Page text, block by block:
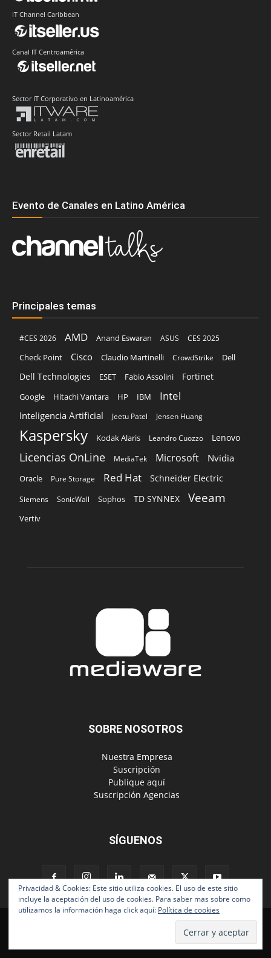
IT Channel Caribbean
Canal IT Centroamérica
Sector IT Corporativo en Latinoamérica
Sector Retail Latam
Evento de Canales en Latino América
Principales temas
#CES 2026 AMD Anand Eswaran ASUS
CES 2025
Check Point
Cisco Claudio Martinelli CrowdStrike Dell
Dell Technologies ESET Fabio Assolini Fortinet
Google Hitachi Vantara HP IBM Intel
Inteligencia Artificial Jeetu Patel Jensen Huang
Kaspersky Kodak Alaris Leandro Cuozzo Lenovo
Licencias OnLine MediaTek Microsoft Nvidia
Oracle Pure Storage Red Hat Schneider Electric
Siemens SonicWall Sophos TD SYNNEX Veeam
Vertiv
SOBRE NOSOTROS
‎ Nuestra Empresa
‎ Suscripción
‎ Publique aquí
‎ Suscripción Agencias
SÍGUENOS
© Copyright 2024, Todos los derechos reservados | Mediaware
Privacidad & Cookies: Este sitio utiliza cookies. El uso de este sitio
incluye la aceptación del uso de cookies. Para saber mas sobre como
utilizamos la información haga click aquí: Política de cookies